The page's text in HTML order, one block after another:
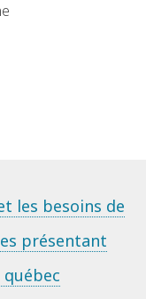
les besoins de
présentant